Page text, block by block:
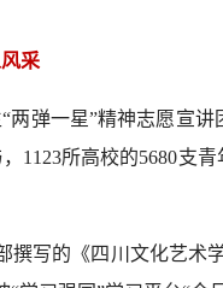
采
两弹一星”精神志愿宣
1123所高校的5680支
撰写的《四川文化艺术